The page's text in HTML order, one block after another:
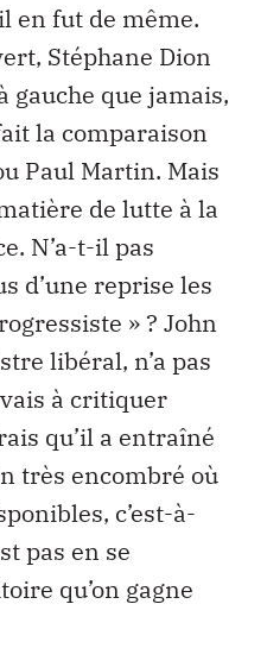
en fut de même.
Stéphane Dion
gauche que jamais,
la comparaison
Paul Martin. Mais
de lutte à la
N’a-t-il pas
d’une reprise les
» ? John
libéral, n’a pas
à critiquer
qu’il a entraîné
très encombré où
c’est-à-
pas en se
qu’on gagne